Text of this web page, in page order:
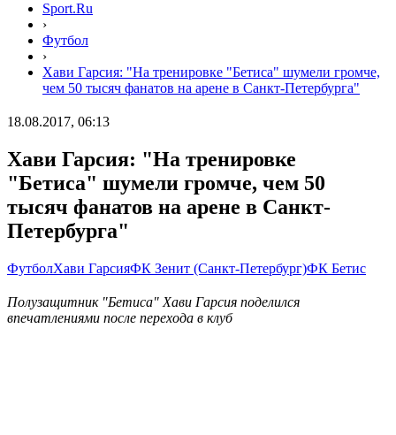
Sport.Ru
›
Футбол
›
Хави Гарсия: "На тренировке "Бетиса" шумели громче,
чем 50 тысяч фанатов на арене в Санкт-Петербурга"
18.08.2017, 06:13
Хави Гарсия: "На тренировке
"Бетиса" шумели громче, чем 50
тысяч фанатов на арене в Санкт-
Петербурга"
ФутболХави ГарсияФК Зенит (Санкт-Петербург)ФК Бетис
Полузащитник "Бетиса" Хави Гарсия поделился
впечатлениями после перехода в клуб